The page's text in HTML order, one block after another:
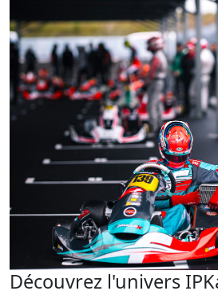
Découvrez l'univers